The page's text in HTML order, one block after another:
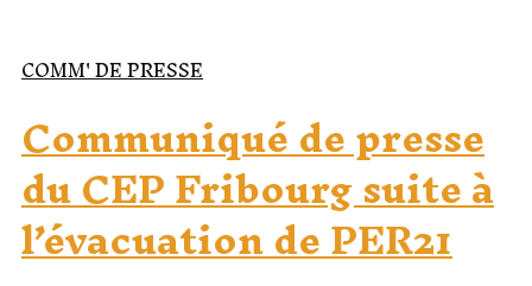
COMM' DE PRESSE
Communiqué de presse
du CEP Fribourg suite à
l’évacuation de PER21